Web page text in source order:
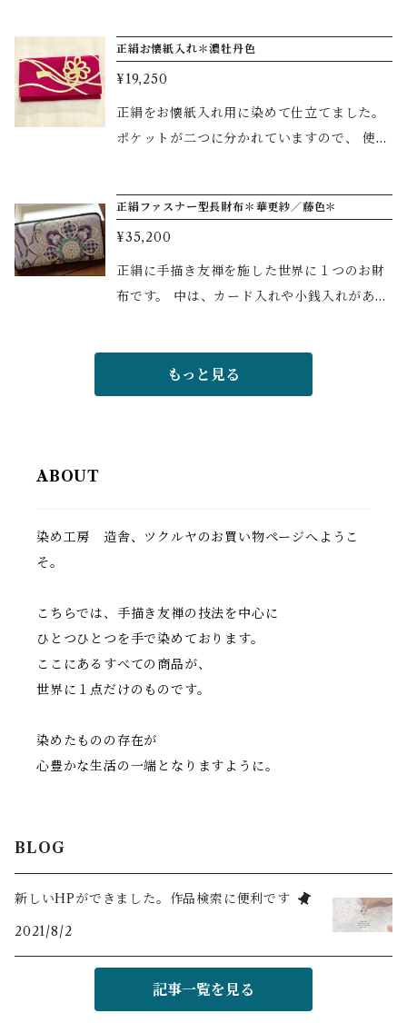
とても使いやすくなっています。 サイズ：11.
5×7.5cm (ふたを閉じた状態) 柄は、古来より
ある菱を繋いだ柄を落ち着いた色調で描きま
した。 この名刺入れからご縁が始まることを
正絹お懐紙入れ＊濃牡丹色
¥19,250
正絹をお懐紙入れ用に染めて仕立てました。
ポケットが二つに分かれていますので、 使い
ちらの吉祥結びは、良縁のほかにも幸福や健
康、繁栄の意味を持つため、カードケースに
相応しい柄ということで染めました。 裏側や
蓋の中にも柄が繋がることで、通常より華や
正絹ファスナー型長財布＊華更紗／藤色＊
¥35,200
正絹に手描き友禅を施した世界に１つのお財
布です。 中は、カード入れや小銭入れがあ
もっと見る
ABOUT
染め工房 造舎、ツクルヤのお買い物ページへようこ
そ。
こちらでは、手描き友禅の技法を中心に
ひとつひとつを手で染めております。
ここにあるすべての商品が、
世界に１点だけのものです。
染めたものの存在が
心豊かな生活の一端となりますように。
BLOG
新しいHPができました。作品検索に便利です
2021/8/2
記事一覧を見る